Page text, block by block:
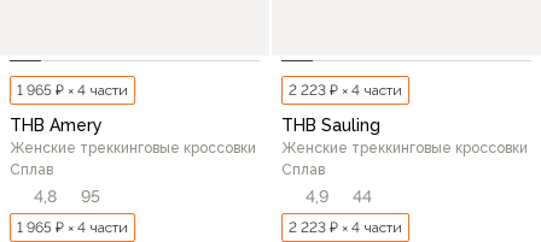
1 965 ₽ × 4 части
THB Amery
Женские треккинговые кроссовки
Сплав
4,8 95
1 965 ₽ × 4 части
2 223 ₽ × 4 части
THB Sauling
Женские треккинговые кроссовки
Сплав
4,9 44
2 223 ₽ × 4 части